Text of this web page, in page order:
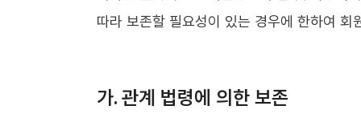
따라 보존할 필요성이 있는 경우에 한하여
가. 관계 법령에 의한 보존